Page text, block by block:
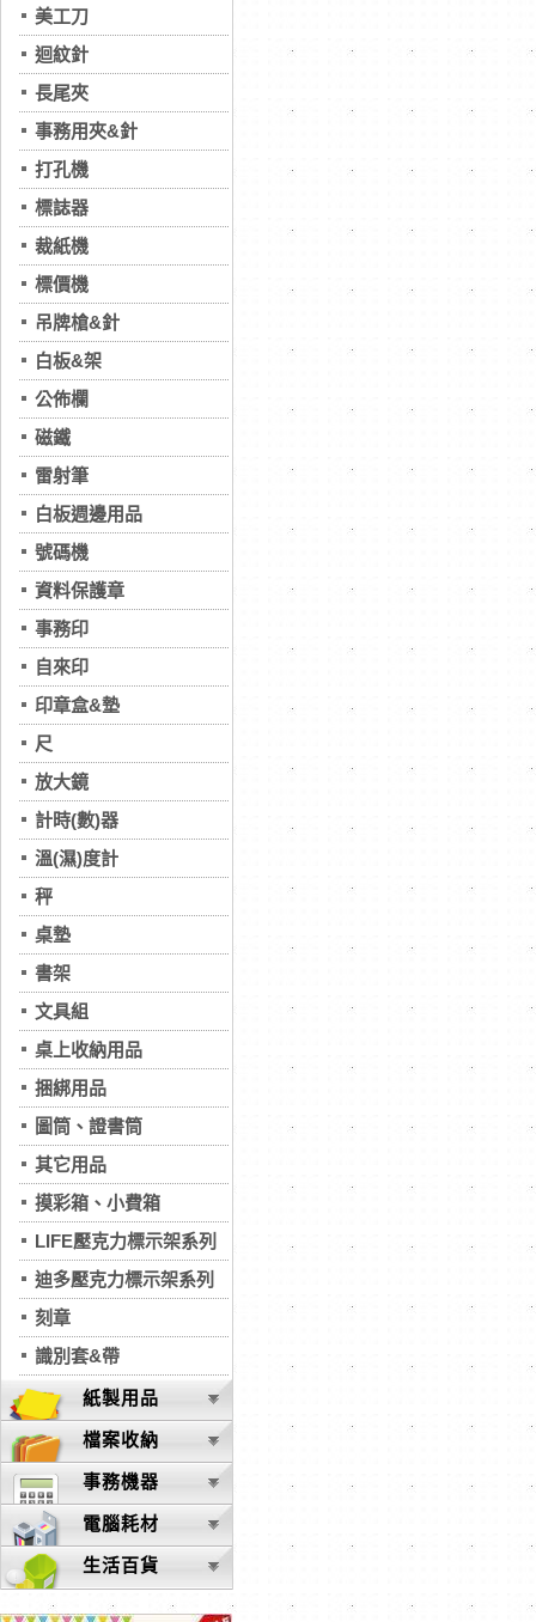
美工刀
迴紋針
長尾夾
事務用夾&針
打孔機
標誌器
裁紙機
標價機
吊牌槍&針
白板&架
公佈欄
磁鐵
雷射筆
白板週邊用品
號碼機
資料保護章
事務印
自來印
印章盒&墊
尺
放大鏡
計時(數)器
溫(濕)度計
秤
桌墊
書架
文具組
桌上收納用品
捆綁用品
圖筒、證書筒
其它用品
摸彩箱、小費箱
LIFE壓克力標示架系列
迪多壓克力標示架系列
刻章
識別套&帶
紙製用品
檔案收納
事務機器
電腦耗材
生活百貨